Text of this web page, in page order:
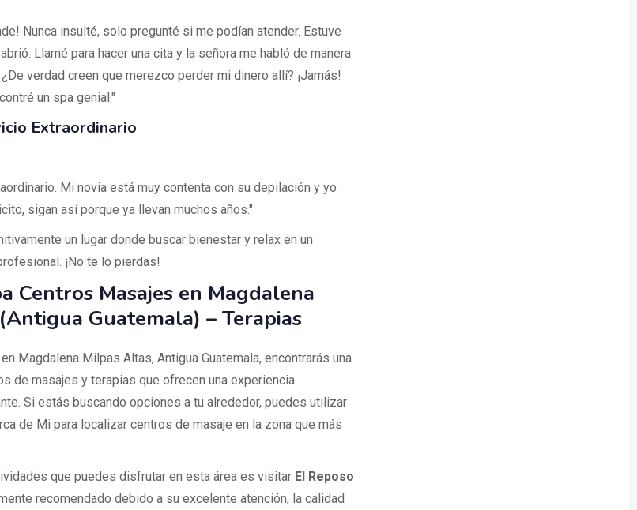
Nunca insulté, solo pregunté si me podían atender. Estuve
Llamé para hacer una cita y la señora me habló de manera
verdad creen que merezco perder mi dinero allí? ¡Jamás!
un spa genial."
Extraordinario
Mi novia está muy contenta con su depilación y yo
sigan así porque ya llevan muchos años."
un lugar donde buscar bienestar y relax en un
¡No te lo pierdas!
Centros Masajes en Magdalena
Guatemala) – Terapias
Magdalena Milpas Altas, Antigua Guatemala, encontrarás una
de masajes y terapias que ofrecen una experiencia
Si estás buscando opciones a tu alrededor, puedes utilizar
de Mi para localizar centros de masaje en la zona que más
que puedes disfrutar en esta área es visitar El Reposo
recomendado debido a su excelente atención, la calidad